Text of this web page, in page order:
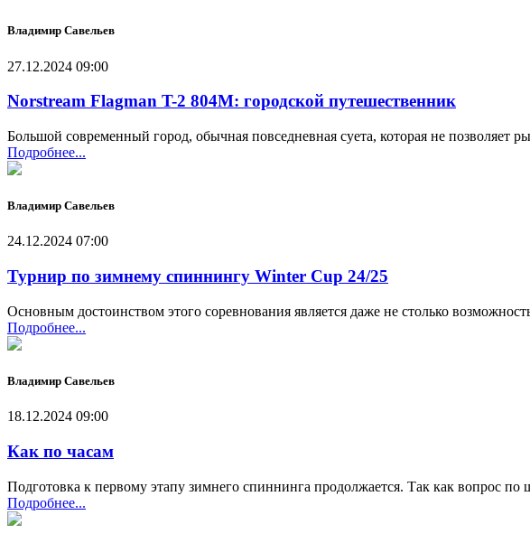
Владимир Савельев
27.12.2024 09:00
Norstream Flagman T-2 804M: городской путешественник
Большой современный город, обычная повседневная суета, которая не позволяет
Подробнее...
Владимир Савельев
24.12.2024 07:00
Турнир по зимнему спиннингу Winter Cup 24/25
Основным достоинством этого соревнования является даже не столько
Подробнее...
Владимир Савельев
18.12.2024 09:00
Как по часам
Подготовка к первому этапу зимнего спиннинга продолжается. Так как вопрос
Подробнее...